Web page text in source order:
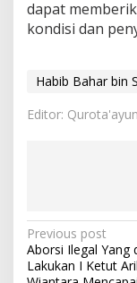
dapat
kondisi dan
Habib Bahar bin
Editor: Qurota'ayun
P
o
Previous post
Aborsi Ilegal Yang
Lakukan I Ketut